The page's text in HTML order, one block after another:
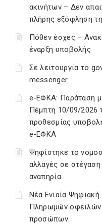
ακινήτων – Δεν
πλήρης εξόφληση
Πόθεν έσχες –
έναρξη υποβολής
Σε λειτουργία το
messenger
e-ΕΦΚΑ: Παράταση
Πέμπτη 10/09/2026
προθεσμίας
e-ΕΦΚΑ
Ψηφίστηκε το
αλλαγές σε στέγαση
αναπηρία
Νέα Ενιαία
Πληρωμών
προσώπων